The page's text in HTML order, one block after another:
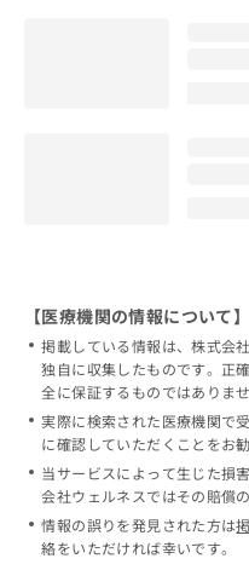
【医療機関の情報について】
掲載している情報は、株式会
独自に収集したものです。正
全に保証するものではありませ
実際に検索された医療機関で
に確認していただくことをお勧
当サービスによって生じた損
会社ウェルネスではその賠償
情報の誤りを発見された方は
絡をいただければ幸いです。